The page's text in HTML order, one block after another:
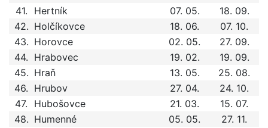
41.
Hertník 07. 05.
18. 09.
42. Holčíkovce 18. 06.
07. 10.
43. Horovce 02. 05.
27. 09.
44. Hrabovec 19. 02.
19. 09.
45. Hraň 13. 05.
25. 08.
46. Hrubov 27. 04.
24. 10.
47.
Hubošovce 21. 03.
15. 07.
48. Humenné 05. 05.
27. 11.